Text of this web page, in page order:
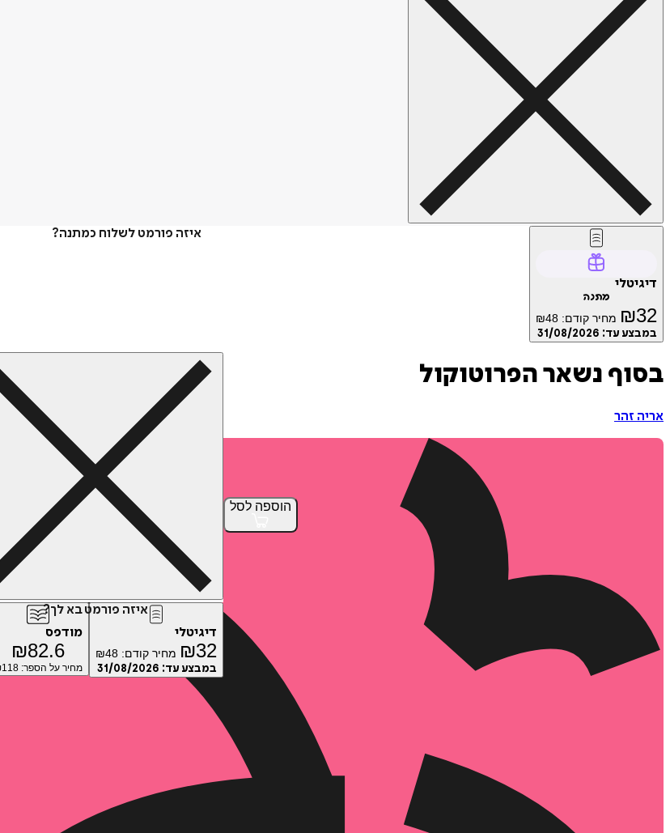
איזה פורמט לשלוח כמתנה?
דיגיטלי
מתנה
₪32 מחיר קודם: ₪48
במבצע עד: 31/08/2026
הוספה לסל
איזה פורמט בא לך?
דיגיטלי
₪32 מחיר קודם: ₪48
במבצע עד: 31/08/2026
מודפס
₪82.6
מחיר על הספר: ₪118
בסוף נשאר הפרוטוקול
אריה זהר